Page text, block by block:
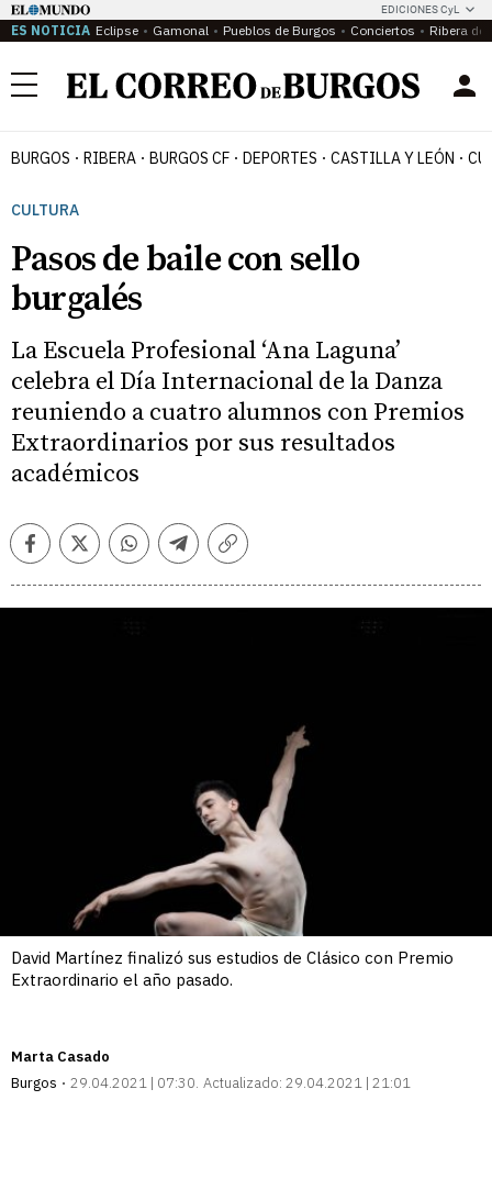
EDICIONES CyL
ES NOTICIA Eclipse Gamonal Pueblos de Burgos Conciertos Ribera del
Menú
BURGOS RIBERA BURGOS CF DEPORTES CASTILLA Y LEÓN
CULTURA
Pasos de baile con sello
burgalés
La Escuela Profesional ‘Ana Laguna’
celebra el Día Internacional de la Danza
reuniendo a cuatro alumnos con Premios
Extraordinarios por sus resultados
académicos
FacebookTwitterWhatsappTelegramCopiar
David Martínez finalizó sus estudios de Clásico con Premio
Extraordinario el año pasado.
Marta Casado
Burgos
29.04.2021 | 07:30 Actualizado: 29.04.2021 | 21:01